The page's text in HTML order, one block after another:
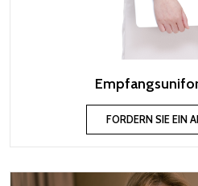
FORDERN SIE EIN